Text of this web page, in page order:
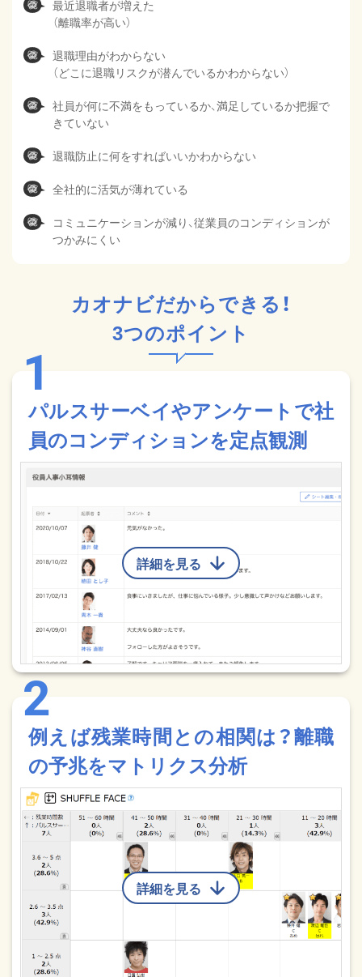
最近退職者が増えた
（離職率が高い）
退職理由がわからない
（どこに退職リスクが潜んでいるかわからない）
社員が何に不満をもっているか、満足しているか把握で
きていない
退職防止に何をすればいいかわからない
全社的に活気が薄れている
コミュニケーションが減り、従業員のコンディションが
つかみにくい
カオナビだからできる！
3つのポイント
パルスサーベイやアンケートで社
員のコンディションを定点観測
詳細を見る
例えば残業時間との相関は？離職
の予兆をマトリクス分析
詳細を見る